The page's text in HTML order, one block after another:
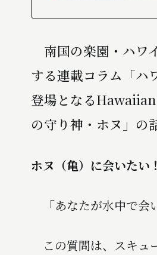
南国の楽園・ハワ
する連載コラム「ハ
登場となる
の守り神・ホヌ」の話
ホヌ（亀）に会いたい！
「あなたが水中で会
この質問は、スキュ